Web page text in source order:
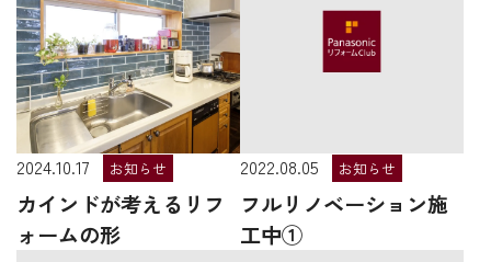
2024.10.17 お知らせ
カインドが考えるリフ
ォームの形
2022.08.05 お知らせ
フルリノベーション施
工中①